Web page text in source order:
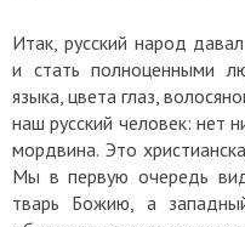
Итак, русский народ
и стать полноценными
языка, цвета глаз,
наш русский человек: нет
мордвина. Это
Мы в первую очередь
тварь Божию, а